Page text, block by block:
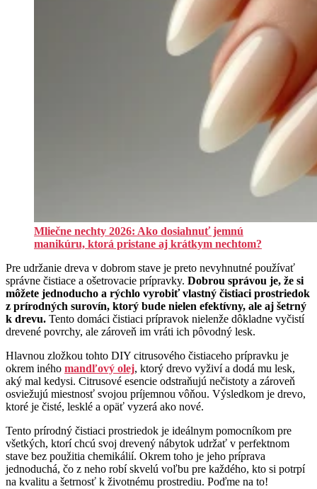
Mliečne nechty 2026: Ako dosiahnuť jemnú
manikúru, ktorá pristane aj krátkym nechtom?
Pre udržanie dreva v dobrom stave je preto nevyhnutné používať
správne čistiace a ošetrovacie prípravky. Dobrou správou je, že si
môžete jednoducho a rýchlo vyrobiť vlastný čistiaci prostriedok
z prírodných surovín, ktorý bude nielen efektívny, ale aj šetrný
k drevu. Tento domáci čistiaci prípravok nielenže dôkladne vyčistí
drevené povrchy, ale zároveň im vráti ich pôvodný lesk.
Hlavnou zložkou tohto DIY citrusového čistiaceho prípravku je
okrem iného mandľový olej, ktorý drevo vyživí a dodá mu lesk,
aký mal kedysi. Citrusové esencie odstraňujú nečistoty a zároveň
osviežujú miestnosť svojou príjemnou vôňou. Výsledkom je drevo,
ktoré je čisté, lesklé a opäť vyzerá ako nové.
Tento prírodný čistiaci prostriedok je ideálnym pomocníkom pre
všetkých, ktorí chcú svoj drevený nábytok udržať v perfektnom
stave bez použitia chemikálií. Okrem toho je jeho príprava
jednoduchá, čo z neho robí skvelú voľbu pre každého, kto si potrpí
na kvalitu a šetrnosť k životnému prostrediu. Poďme na to!